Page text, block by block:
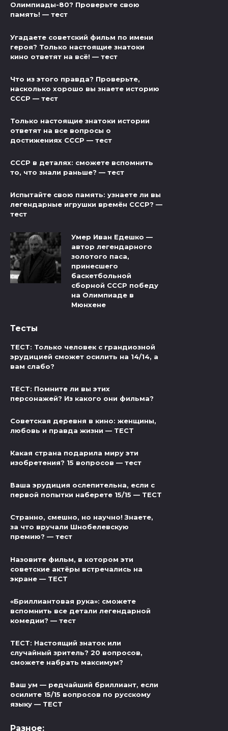
Олимпиады-80? Проверьте свою
память! — тест
Угадаете советский фильм по имени
героя? Только настоящие знатоки
кино ответят на всё! — тест
Что из этого правда? Проверьте,
насколько хорошо вы знаете историю
СССР — тест
Только настоящие знатоки истории
ответят на все вопросы о
достижениях СССР — тест
СССР в деталях: сможете вспомнить
то, что знали раньше? — тест
Испытайте свою память: узнаете ли вы
легендарные игрушки времён СССР? —
тест
Умер Иван Едешко —
автор легендарного
золотого паса,
принесшего
баскетбольной
сборной СССР победу
на Олимпиаде в
Мюнхене
Тесты
ТЕСТ: Только человек с грандиозной
эрудицией сможет осилить на 14/14, а
вам слабо?
ТЕСТ: Помните ли вы этих
персонажей? Из какого они фильма?
Советская деревня в кино: женщины,
любовь и правда жизни — ТЕСТ
Какая страна подарила миру эти
изобретения? 15 вопросов — тест
Ваша эрудиция ослепительна, если с
первой попытки наберете 15/15 — ТЕСТ
Странно, смешно, но научно! Знаете,
за что вручали Шнобелевскую
премию? — тест
Назовите фильм, в котором эти
советские актёры встречались на
экране — ТЕСТ
«Бриллиантовая рука»: сможете
вспомнить все детали легендарной
комедии? — тест
ТЕСТ: Настоящий знаток или
случайный зритель? 20 вопросов,
сможете набрать максимум?
Ваш ум — редчайший бриллиант, если
осилите 15/15 вопросов по русскому
языку — ТЕСТ
Разное: